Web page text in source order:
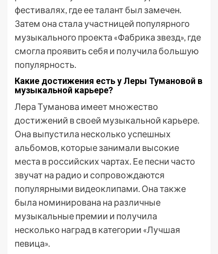
фестивалях, где ее талант был замечен.
Затем она стала участницей популярного
музыкального проекта «Фабрика звезд», где
смогла проявить себя и получила большую
популярность.
Какие достижения есть у Леры Тумановой в
музыкальной карьере?
Лера Туманова имеет множество
достижений в своей музыкальной карьере.
Она выпустила несколько успешных
альбомов, которые занимали высокие
места в российских чартах. Ее песни часто
звучат на радио и сопровождаются
популярными видеоклипами. Она также
была номинирована на различные
музыкальные премии и получила
несколько наград в категории «Лучшая
певица».